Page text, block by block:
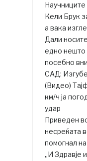
Научниците
Кели Брук
а вака
Дали
едно нешто
посебно
САД:
(Видео)
км/ч ја
удар
Приведен
несреќата
помогнал
„И Здравје